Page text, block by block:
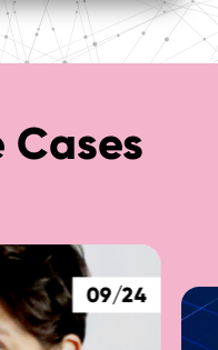
Cases
09/24